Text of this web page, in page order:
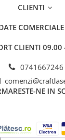
care te duce până
poate fi admirat în
CLIENTI
COMERCIALE
CLIENTI 09.00
0741667246
NE IN